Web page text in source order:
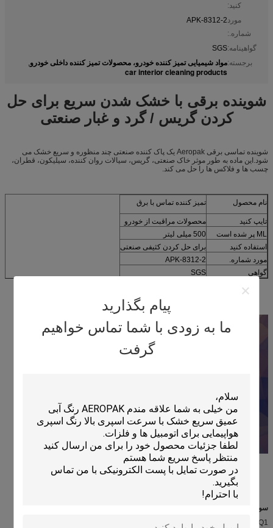
پیام بگذارید
ما به زودی با شما تماس خواهیم
گرفت
کنید:
مورد
شماره.:
APK-8312-2
گواهینامه:SGS
برجسته:مواد شیمیایی تمیز کننده خودرو، محصولات تمیز کننده داخلی خودرو,
car interior cleaning products
شوینده برقی با خشک شدن سریع برای حل
کردن گریس / گرد و غبار صنعتی
شوینده تماسی برقی Aeropak یک پاک کننده صنعتی چند منظوره و سریع خشک می
شود.این ماده به طور موثر خاک صنعتی، گریس، سیالات روان کننده، سیلیکون، قطران،
چسب ها و فلاکس ها را حل می کند.
نام محصول تمیز کننده تماس با برق
تایپ کنید
محصولات مراقبت از خودرو
ML پر شده است
500 میلی لیتر
استفاده کنید
برای حل کردن کثیفی صنعتی
مورد شماره.
APK-8312-2
گواهی
SGS
سوالات متداول
Q1.آیا شما سازنده هستید؟